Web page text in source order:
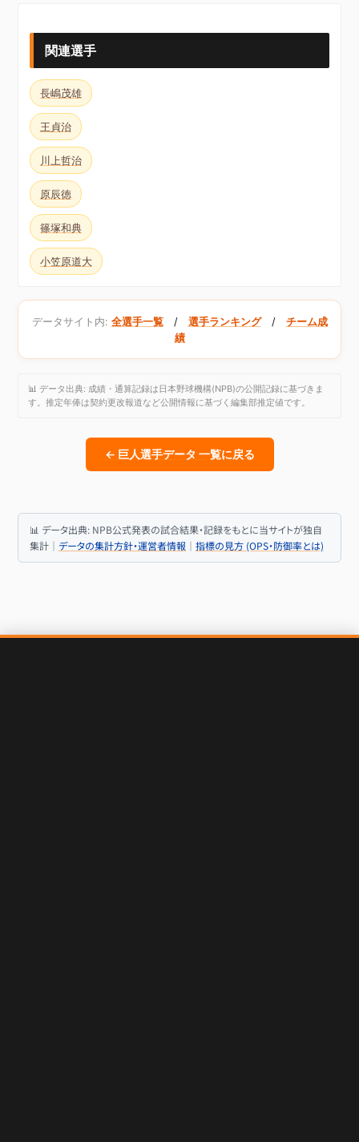
関連選手
長嶋茂雄
王貞治
川上哲治
原辰徳
篠塚和典
小笠原道大
データサイト内: 全選手一覧/ 選手ランキング/ チーム成
績
📊 データ出典: 成績・通算記録は日本野球機構(NPB)の公開記録に基づきま
す。推定年俸は契約更改報道など公開情報に基づく編集部推定値です。
← 巨人選手データ 一覧に戻る
📊 データ出典: NPB公式発表の試合結果・記録をもとに当サイトが独自
集計｜ データの集計方針・運営者情報 ｜ 指標の見方 (OPS・防御率とは)